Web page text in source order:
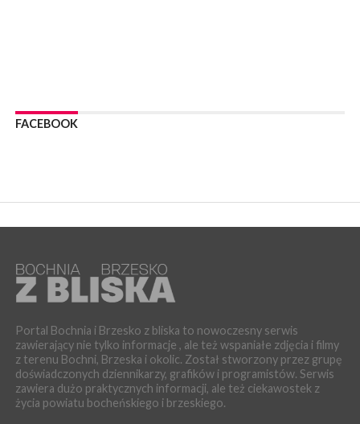
06 sierpnia 2026
POWIAT BRZESKI. W Wytrzyszczce karetka zderzyła się z
LIPNICA MUROWANA. Oddaj krew, pomóż potrzebującym!
KULTURA
Kopalni Soli Bochnia
WYDARZENIA
06 sierpnia 2026
BRZESKO. Lepsze warunki dla strażaków z OSP Okocim!
FACEBOOK
Portal Bochnia i Brzesko z bliska to nowoczesny serwis
zawierający nie tylko informacje , ale też wspaniałe zdjęcia i filmy
z terenu Bochni, Brzeska i okolic. Został stworzony przez grupę
doświadczonych dziennikarzy, grafików i programistów. Serwis
zawiera dużo praktycznych informacji, ale też ciekawostek z
życia powiatu bocheńskiego i brzeskiego.